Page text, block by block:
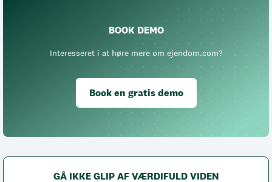
BOOK DEMO
Interesseret i at høre mere om ejendom.com?
Book en gratis demo
GÅ IKKE GLIP AF VÆRDIFULD VIDEN